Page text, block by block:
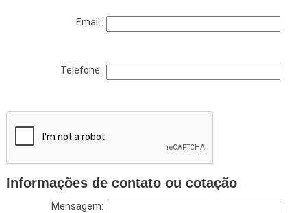
Email:
Telefone:
Informações de contato ou cotação
Mensagem: